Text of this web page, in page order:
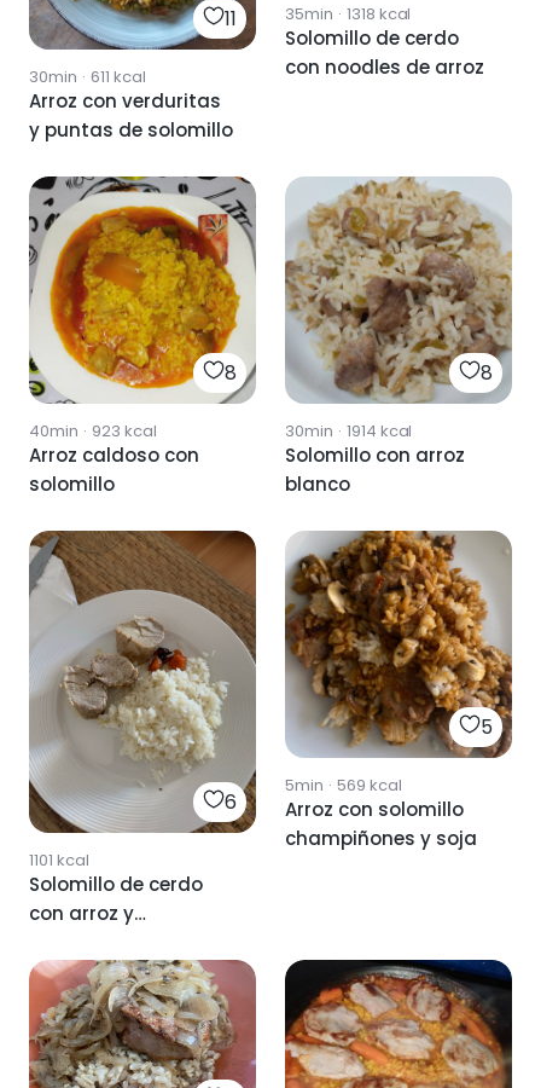
11
30min · 611 kcal
Arroz con verduritas
y puntas de solomillo
35min · 1318 kcal
Solomillo de cerdo
con noodles de arroz
8
40min · 923 kcal
Arroz caldoso con
solomillo
8
30min · 1914 kcal
Solomillo con arroz
blanco
6
1101 kcal
Solomillo de cerdo
con arroz y
5
5min · 569 kcal
Arroz con solomillo
champiñones y soja